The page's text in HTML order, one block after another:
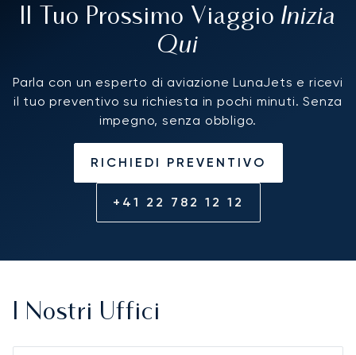
Il Tuo Prossimo Viaggio Inizia
Qui
Parla con un esperto di aviazione LunaJets e ricevi
il tuo preventivo su richiesta in pochi minuti. Senza
impegno, senza obbligo.
RICHIEDI PREVENTIVO
+41 22 782 12 12
I Nostri Uffici